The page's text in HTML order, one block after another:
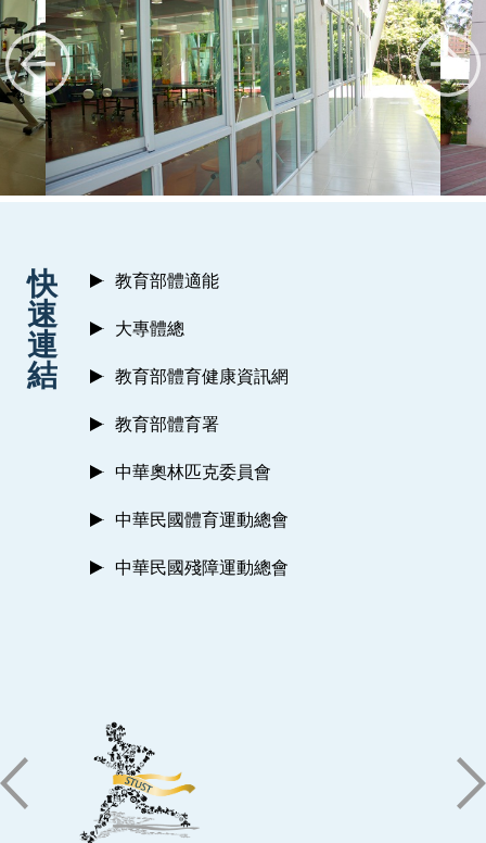
快
速
連
結
教育部體適能
大專體總
教育部體育健康資訊網
教育部體育署
中華奧林匹克委員會
中華民國體育運動總會
中華民國殘障運動總會